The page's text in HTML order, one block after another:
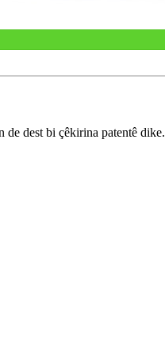
de dest bi çêkirina patentê dike.